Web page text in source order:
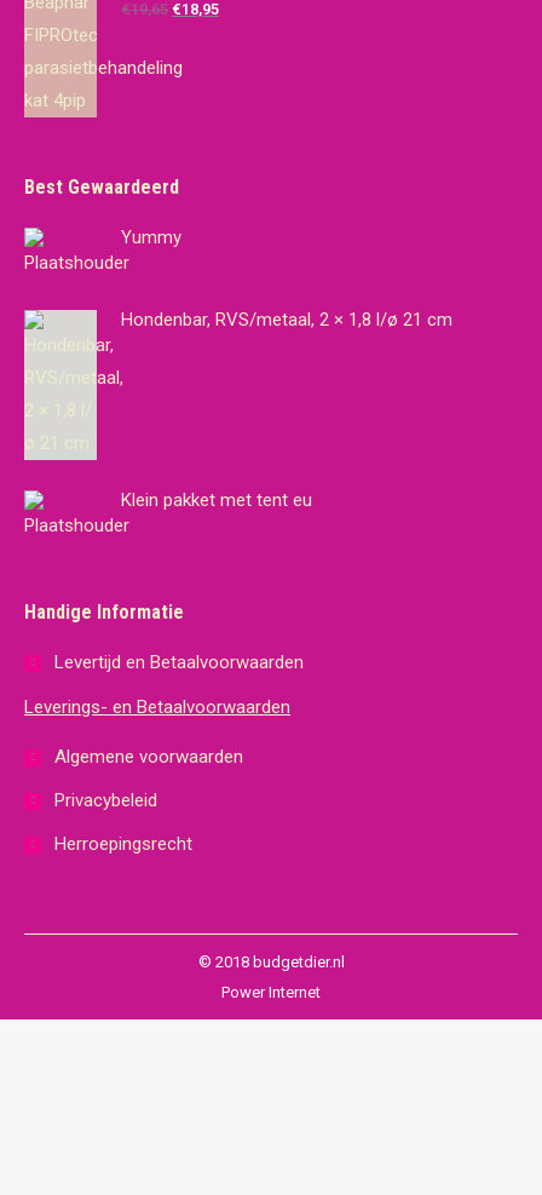
€19,65 Oorspronkelijke
was:
€18,95Huidige
Best Gewaardeerd
Yummy
Hondenbar, RVS/metaal, 2 × 1,8 l/ø 21 cm
Klein pakket met tent eu
Handige Informatie
Levertijd en Betaalvoorwaarden
Leverings- en Betaalvoorwaarden
Algemene voorwaarden
Privacybeleid
Herroepingsrecht
© 2018 budgetdier.nl
Power Internet